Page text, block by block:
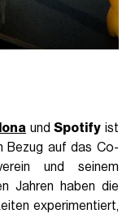
undSpotify ist
Bezug auf das Co-
und seinem
Jahren haben die
experimentiert,